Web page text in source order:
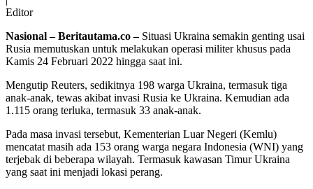
yang
Terjebak
di
Perang
Ukraina
Editor
Nasional – Beritautama.co – Situasi Ukraina semakin genting usai
Rusia memutuskan untuk melakukan operasi militer khusus pada
Kamis 24 Februari 2022 hingga saat ini.
Mengutip Reuters, sedikitnya 198 warga Ukraina, termasuk tiga
anak-anak, tewas akibat invasi Rusia ke Ukraina. Kemudian ada
1.115 orang terluka, termasuk 33 anak-anak.
Pada masa invasi tersebut, Kementerian Luar Negeri (Kemlu)
mencatat masih ada 153 orang warga negara Indonesia (WNI) yang
terjebak di beberapa wilayah. Termasuk kawasan Timur Ukraina
yang saat ini menjadi lokasi perang.